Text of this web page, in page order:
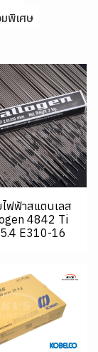
มพิเศษ
ไฟฟ้าสแตนเลส
4842 Ti
E310-16